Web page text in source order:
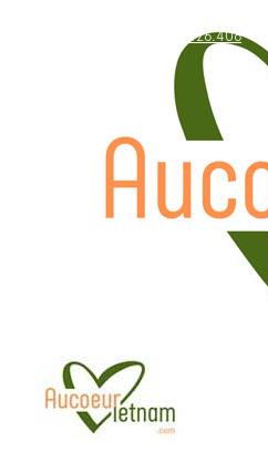
WhatsApp: +84.909.426.406